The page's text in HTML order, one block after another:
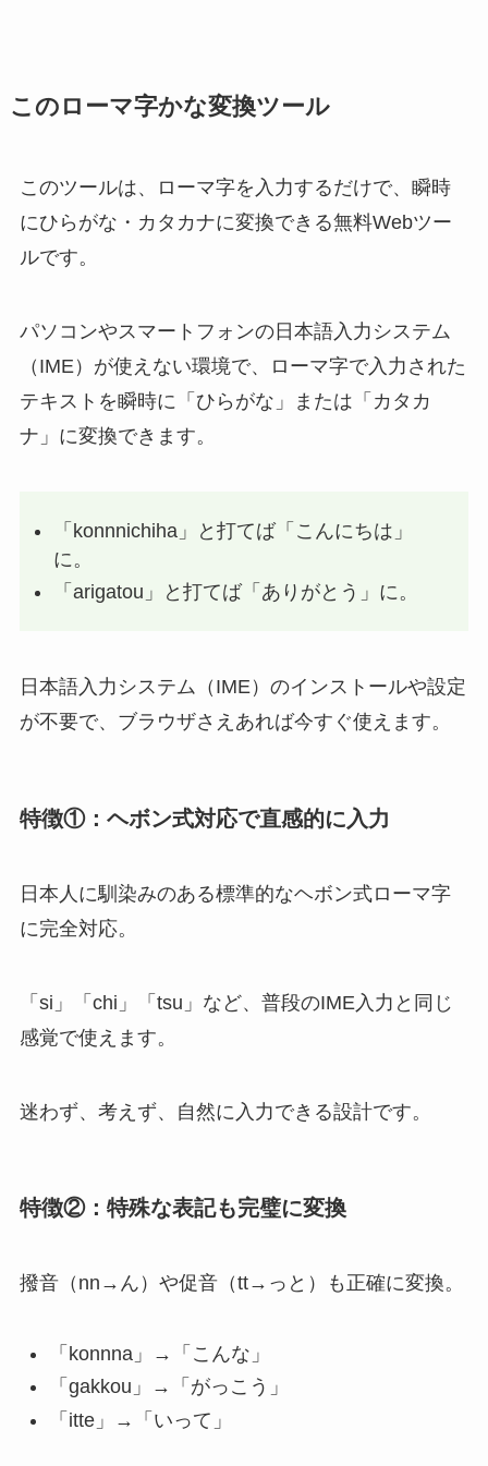
このローマ字かな変換ツール
このツールは、ローマ字を入力するだけで、瞬時
にひらがな・カタカナに変換できる無料Webツー
ルです。
パソコンやスマートフォンの日本語入力システム
（IME）が使えない環境で、ローマ字で入力された
テキストを瞬時に「ひらがな」または「カタカ
ナ」に変換できます。
「konnnichiha」と打てば「こんにちは」
に。
「arigatou」と打てば「ありがとう」に。
日本語入力システム（IME）のインストールや設定
が不要で、ブラウザさえあれば今すぐ使えます。
特徴①：ヘボン式対応で直感的に入力
日本人に馴染みのある標準的なヘボン式ローマ字
に完全対応。
「si」「chi」「tsu」など、普段のIME入力と同じ
感覚で使えます。
迷わず、考えず、自然に入力できる設計です。
特徴②：特殊な表記も完璧に変換
撥音（nn→ん）や促音（tt→っと）も正確に変換。
「konnna」→「こんな」
「gakkou」→「がっこう」
「itte」→「いって」